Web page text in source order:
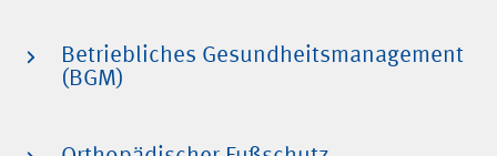
Betriebliches Gesundheitsmanagement
(BGM)